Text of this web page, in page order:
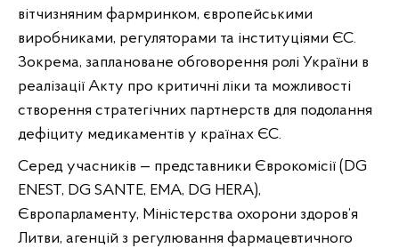
вітчизняним фармринком, європейськими
виробниками, регуляторами та інституціями ЄС.
Зокрема, заплановане обговорення ролі України в
реалізації Акту про критичні ліки та можливості
створення стратегічних партнерств для подолання
дефіциту медикаментів у країнах ЄС.
Серед учасників — представники Єврокомісії (DG
ENEST, DG SANTE, EMA, DG HERA),
Європарламенту, Міністерства охорони здоров’я
Литви, агенцій з регулювання фармацевтичного